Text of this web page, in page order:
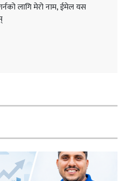
लागि मेरो नाम, ईमेल यस